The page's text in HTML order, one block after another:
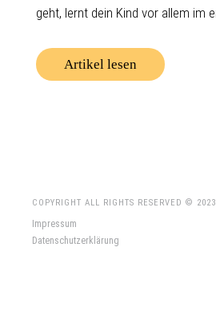
geht, lernt dein Kind vor allem im
Artikel lesen
COPYRIGHT ALL RIGHTS RESERVED © 2023
Impressum
Datenschutzerklärung